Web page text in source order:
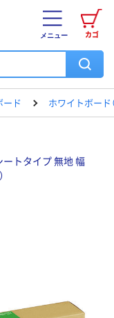
カゴ
メニュー
ード ホワイトボード
トタイプ 無地 幅